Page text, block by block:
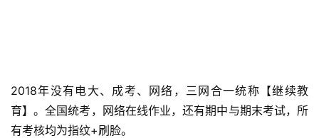
2018年没有电大、成考、网络，三网合一统称【继续教
育】。全国统考，网络在线作业，还有期中与期末考试，所
有考核均为指纹+刷脸。